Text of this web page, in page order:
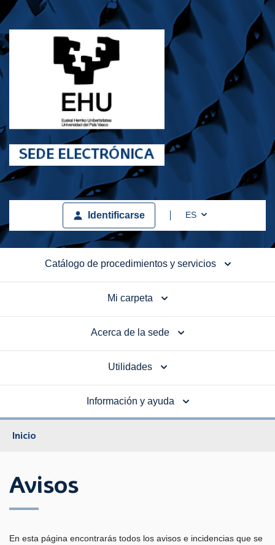
ES Toggle Dropdown
Identificarse
Catálogo de procedimientos y servicios
Mi carpeta
Acerca de la sede
Utilidades
Información y ayuda
Inicio
Avisos
En esta página encontrarás todos los avisos e incidencias que se